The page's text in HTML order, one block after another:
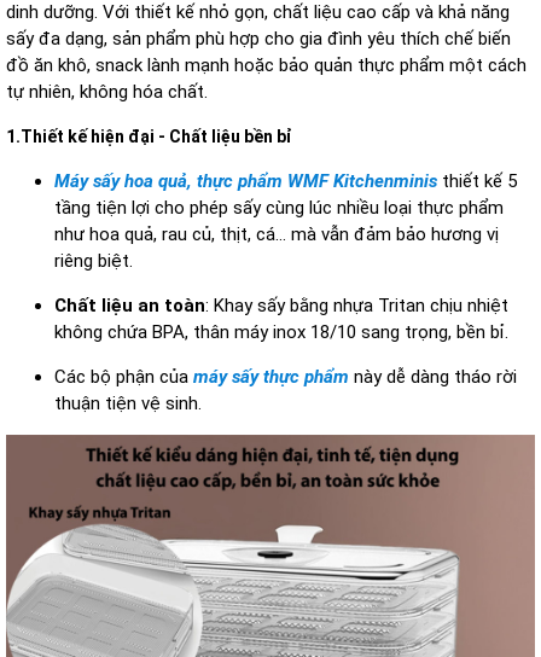
dinh dưỡng. Với thiết kế nhỏ gọn, chất liệu cao cấp và khả năng
sấy đa dạng, sản phẩm phù hợp cho gia đình yêu thích chế biến
đồ ăn khô, snack lành mạnh hoặc bảo quản thực phẩm một cách
tự nhiên, không hóa chất.
1.Thiết kế hiện đại - Chất liệu bền bỉ
Máy sấy hoa quả, thực phẩm WMF Kitchenminis thiết kế 5
tầng tiện lợi cho phép sấy cùng lúc nhiều loại thực phẩm
như hoa quả, rau củ, thịt, cá… mà vẫn đảm bảo hương vị
riêng biệt.
Chất liệu an toàn: Khay sấy bằng nhựa Tritan chịu nhiệt
không chứa BPA, thân máy inox 18/10 sang trọng, bền bỉ.
Các bộ phận của máy sấy thực phẩm này dễ dàng tháo rời
thuận tiện vệ sinh.